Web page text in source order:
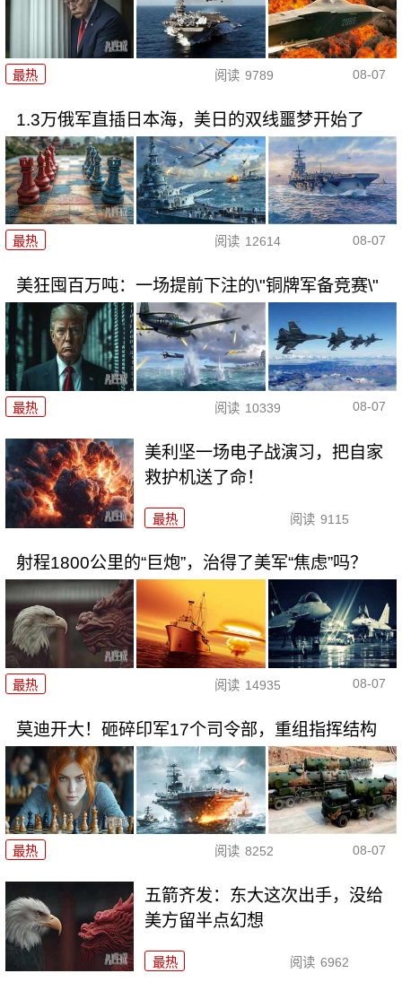
最热 阅读 9789 08-07
1.3万俄军直插日本海，美日的双线噩梦开始了
最热 阅读 12614 08-07
美狂囤百万吨：一场提前下注的\"铜牌军备竞赛\"
最热 阅读 10339 08-07
美利坚一场电子战演习，把自家
救护机送了命！
最热 阅读 9115
射程1800公里的“巨炮”，治得了美军“焦虑”吗？
最热 阅读 14935 08-07
莫迪开大！砸碎印军17个司令部，重组指挥结构
最热 阅读 8252 08-07
五箭齐发：东大这次出手，没给
美方留半点幻想
最热 阅读 6962